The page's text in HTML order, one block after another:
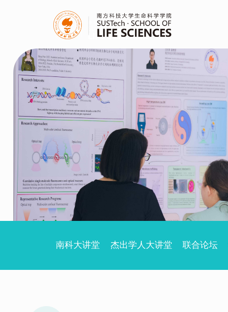
南科大讲堂 杰出学人大讲堂 联合论坛